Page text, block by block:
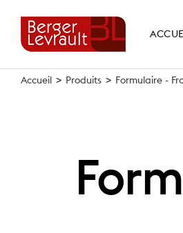
content
Accueil > Produits > Formulaire -